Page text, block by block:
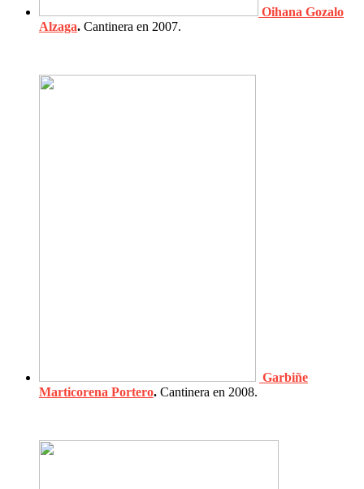
Oihana Gozalo
Alzaga. Cantinera en 2007.
Garbiñe
Marticorena Portero. Cantinera en 2008.